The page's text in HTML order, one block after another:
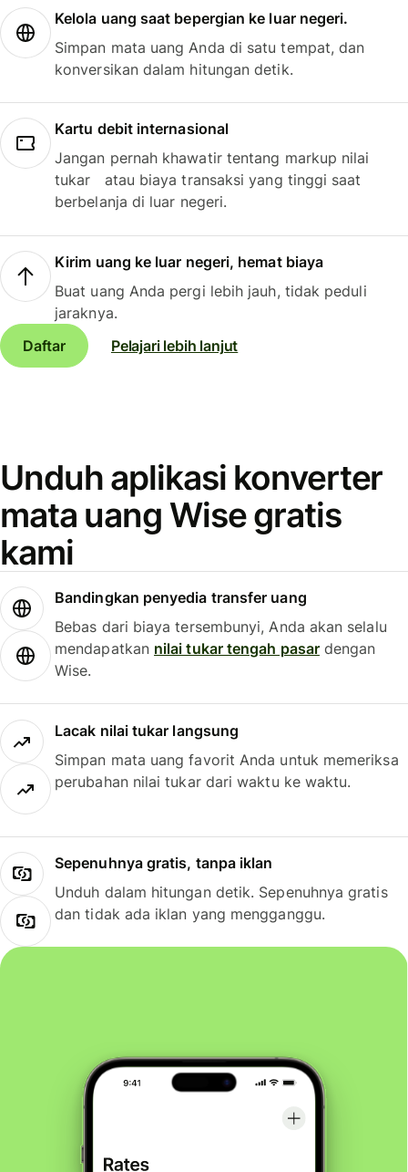
Kelola uang saat bepergian ke luar negeri.
Simpan mata uang Anda di satu tempat, dan
konversikan dalam hitungan detik.
Kartu debit internasional
Jangan pernah khawatir tentang markup nilai
tukar atau biaya transaksi yang tinggi saat
berbelanja di luar negeri.
Kirim uang ke luar negeri, hemat biaya
Buat uang Anda pergi lebih jauh, tidak peduli
jaraknya.
Daftar
Pelajari lebih lanjut
Unduh aplikasi konverter
mata uang Wise gratis
kami
Bandingkan penyedia transfer uang
Bebas dari biaya tersembunyi, Anda akan selalu
mendapatkan nilai tukar tengah pasardengan
Wise.
Lacak nilai tukar langsung
Simpan mata uang favorit Anda untuk memeriksa
perubahan nilai tukar dari waktu ke waktu.
Sepenuhnya gratis, tanpa iklan
Unduh dalam hitungan detik. Sepenuhnya gratis
dan tidak ada iklan yang mengganggu.